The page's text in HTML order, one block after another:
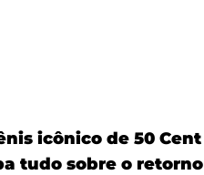
icônico de 50 Cent
tudo sobre o retorno